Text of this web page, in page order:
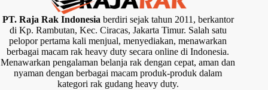
PT. Raja Rak Indonesiaberdiri sejak tahun 2011, berkantor
di Kp. Rambutan, Kec. Ciracas, Jakarta Timur. Salah satu
pelopor pertama kali menjual, menyediakan, menawarkan
berbagai macam rak heavy duty secara online di Indonesia.
Menawarkan pengalaman belanja rak dengan cepat, aman dan
nyaman dengan berbagai macam produk-produk dalam
kategori rak gudang heavy duty.